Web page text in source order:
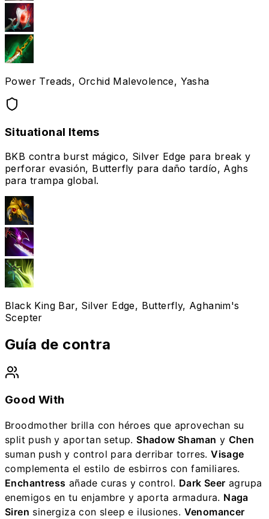
Power Treads, Orchid Malevolence, Yasha
Situational Items
BKB contra burst mágico, Silver Edge para break y
perforar evasión, Butterfly para daño tardío, Aghs
para trampa global.
Black King Bar, Silver Edge, Butterfly, Aghanim's
Scepter
Guía de contra
Good With
Broodmother brilla con héroes que aprovechan su
split push y aportan setup.Shadow Shaman y Chen
suman push y control para derribar torres.Visage
complementa el estilo de esbirros con familiares.
Enchantress añade curas y control. Dark Seer agrupa
enemigos en tu enjambre y aporta armadura. Naga
Siren sinergiza con sleep e ilusiones. Venomancer